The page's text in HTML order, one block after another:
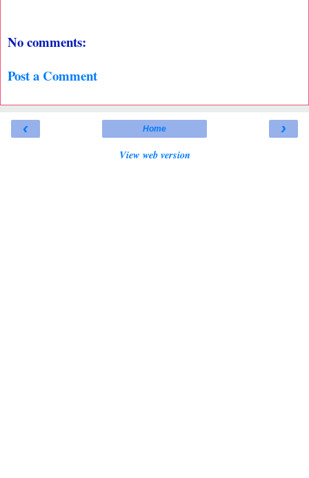
No comments:
Post a Comment
‹ ›
Home
View web version